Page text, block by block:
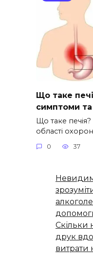
Що таке
симптоми
Що таке
області
0 37
Скільки
друк
витрати